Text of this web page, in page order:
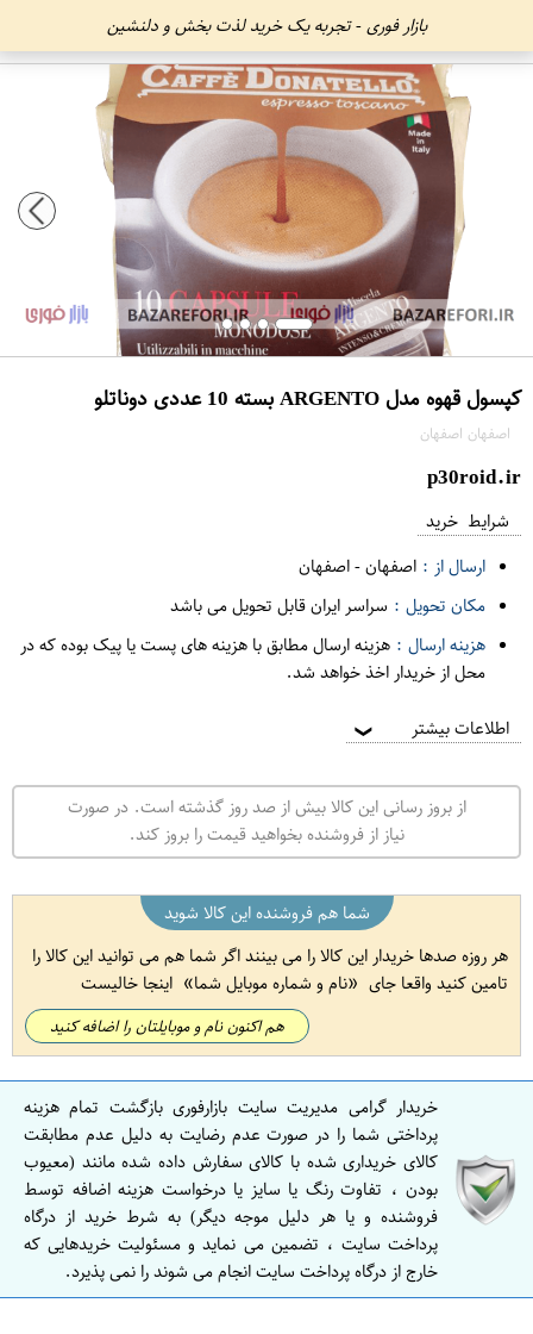
بازار فوری - تجربه یک خرید لذت بخش و دلنشین
کپسول قهوه مدل ARGENTO بسته 10 عددی دوناتلو
اصفهان اصفهان
p30roid.ir
شرایط خرید
ارسال از : اصفهان-اصفهان
مکان تحویل : سراسر ایران قابل تحویل می باشد
هزینه ارسال : هزینه ارسال مطابق با هزینه های پست یا پیک بوده که در
محل از خریدار اخذ خواهد شد.
اطلاعات بیشتر ❯
از بروز رسانی این کالا بیش از صد روز گذشته است. در صورت
نیاز از فروشنده بخواهید قیمت را بروز کند.
شما هم فروشنده این کالا شوید
هر روزه صدها خریدار این کالا را می بینند اگر شما هم می توانید این کالا را
تامین کنید واقعا جای
نام و شماره موبایل شما اینجا خالیست
هم اکنون نام و موبایلتان را اضافه کنید
خریدار گرامی مدیریت سایت بازارفوری بازگشت تمام هزینه
پرداختی شما را در صورت عدم رضایت به دلیل عدم مطابقت
کالای خریداری شده با کالای سفارش داده شده مانند (معیوب
بودن ، تفاوت رنگ یا سایز یا درخواست هزینه اضافه توسط
فروشنده و یا هر دلیل موجه دیگر) به شرط خرید از درگاه
پرداخت سایت ، تضمین می نماید و مسئولیت خریدهایی که
خارج از درگاه پرداخت سایت انجام می شوند را نمی پذیرد.